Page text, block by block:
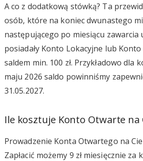
A co z dodatkową stówką? Ta
osób, które na koniec dwunastego
następującego po miesiącu zawarcia
posiadały Konto Lokacyjne lub Konto
saldem min. 100 zł. Przykładowo dla
maju 2026 saldo powinniśmy
31.05.2027.
Ile kosztuje Konto Otwarte na
Prowadzenie Konta Otwartego na
Zapłacić możemy 9 zł miesięcznie za